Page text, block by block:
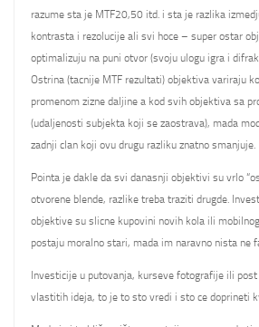
razume sta je MTF20,50 itd. i sta je razlika
kontrasta i rezolucije ali svi hoce – super ostar
optimalizuju na puni otvor (svoju ulogu igra i
Ostrina (tacnije MTF rezultati) objektiva variraju
promenom zizne daljine a kod svih objektiva sa
(udaljenosti subjekta koji se zaostrava), mada
zadnji clan koji ovu drugu razliku znatno smanjuje.
Pointa je dakle da svi danasnji objektivi su vrlo
otvorene blende, razlike treba traziti drugde.
objektive su slicne kupovini novih kola ili
postaju moralno stari, mada im naravno nista ne
Investicije u putovanja, kurseve fotografije ili
vlastitih ideja, to je to sto vredi i sto ce doprineti